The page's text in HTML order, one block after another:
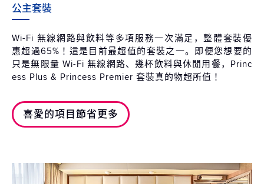
公主套裝
Wi-Fi 無線網路與飲料等多項服務一次滿足，整體套裝優
惠超過65%！這是目前最超值的套裝之一。即便您想要的
只是無限量 Wi-Fi 無線網路、幾杯飲料與休閒用餐，Princ
ess Plus & Princess Premier 套裝真的物超所值！
喜愛的項目節省更多